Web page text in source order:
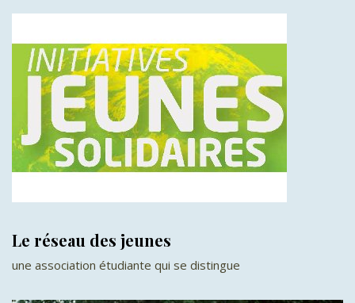
Le réseau des jeunes
une association étudiante qui se distingue